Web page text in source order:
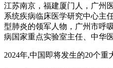
江苏南京，福建厦门人，广州
系统疾病临床医学研究中心主
型肺炎的领军人物，广州市呼
病国家重点实验室主任、中华
2024年,中国即将发生的20个重